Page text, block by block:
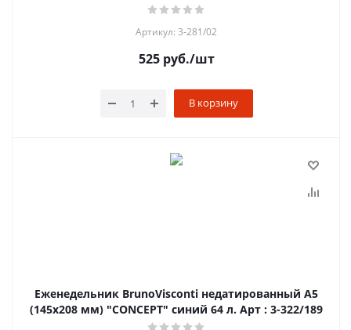
Артикул: 3-281/02
525руб./шт
В корзину
Еженедельник BrunoVisconti недатированный А5
(145х208 мм) "CONCEPT" синий 64 л. Арт : 3-322/189